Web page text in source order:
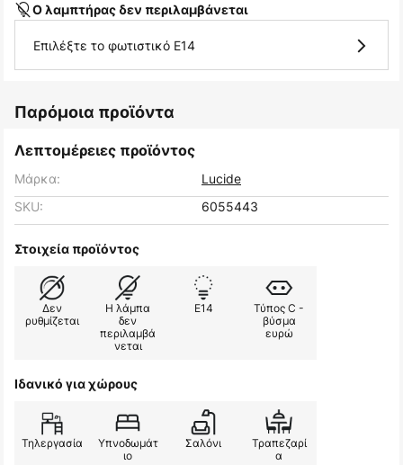
Ο λαμπτήρας δεν περιλαμβάνεται
Επιλέξτε το φωτιστικό E14
Παρόμοια προϊόντα
Λεπτομέρειες προϊόντος
Μάρκα:
Lucide
SKU:
6055443
Στοιχεία προϊόντος
Δεν
ρυθμίζεται
Η λάμπα
δεν
περιλαμβά
νεται
E14
Τύπος C -
βύσμα
ευρώ
Ιδανικό για χώρους
Τηλεργασία
Υπνοδωμάτ
ιο
Σαλόνι
Τραπεζαρί
α